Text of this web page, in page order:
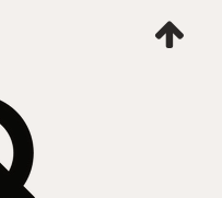
mig